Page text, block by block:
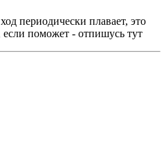
периодически плавает, это
поможет - отпишусь тут